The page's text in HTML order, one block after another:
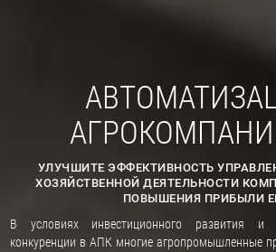
УЛУЧШИТЕ ЭФФЕКТИВНОСТЬ
ХОЗЯЙСТВЕННОЙ ДЕЯТЕЛЬНОСТИ
ПОВЫШЕНИЯ ПРИБЫЛИ
В условиях инвестиционного развития и
конкуренции в АПК многие агропромышленные